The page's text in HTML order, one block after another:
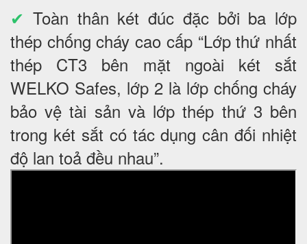
✔ Toàn thân két đúc đặc bởi ba lớp
thép chống cháy cao cấp “Lớp thứ nhất
thép CT3 bên mặt ngoài két sắt
WELKO Safes, lớp 2 là lớp chống cháy
bảo vệ tài sản và lớp thép thứ 3 bên
trong két sắt có tác dụng cân đối nhiệt
độ lan toả đều nhau”.